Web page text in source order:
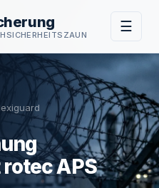
☰
APS